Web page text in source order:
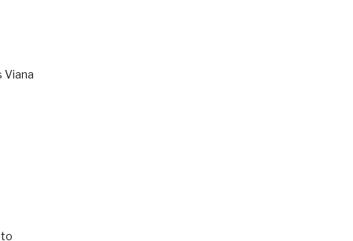
Viana